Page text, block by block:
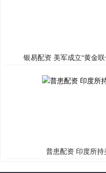
银易配资 美军成立“黄金
普患配资 印度所